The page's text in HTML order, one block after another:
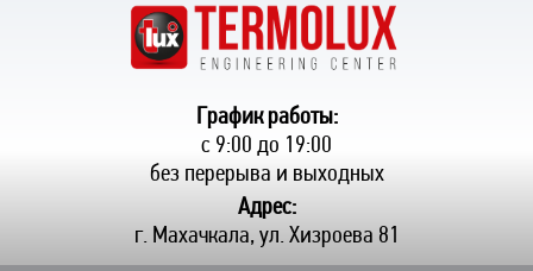
График работы:
с 9:00 до 19:00
без перерыва и выходных
Адрес:
г. Махачкала, ул. Хизроева 81